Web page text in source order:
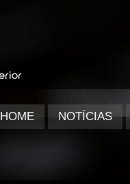
HOME NOTÍCIAS